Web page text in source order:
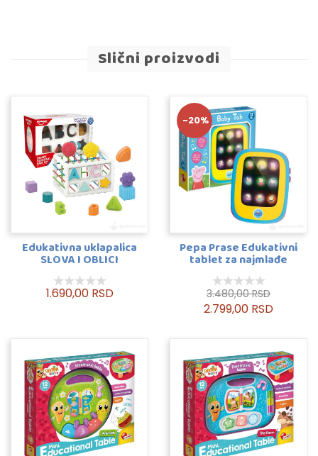
Slični proizvodi
Edukativna uklapalica
SLOVA I OBLICI
1.690,00 RSD
-20%
Pepa Prase Edukativni
tablet za najmlađe
3.480,00 RSD
2.799,00 RSD